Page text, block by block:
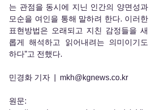
는 관점을 동시에 지닌 인간의 양면성과
모순을 여인을 통해 말하려 한다. 이러한
표현방법은 오래되고 지친 감정들을 새
롭게 해석하고 읽어내려는 의미이기도
하다”고 전했다.
민경화 기자  |  mkh@kgnews.co.kr
원문: